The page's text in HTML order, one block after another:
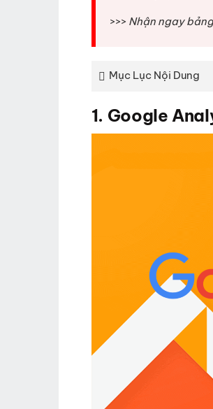
>>> Nhận ngay
Mục Lục Nội Dung
1. Google